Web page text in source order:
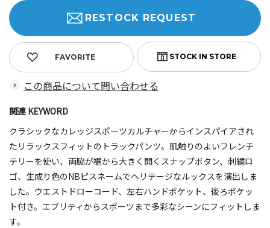
FAVORITE
RESTOCK REQUEST
この商品について問い合わせる
関連 KEYWORD
クラシックなカレッジスポーツカルチャーからインスパイアされ
たリラックスフィットのトラックパンツ。肌触りのよいフレンチ
テリーを使い、両脇が裾から大きく開くスナップボタン、刺繍ロ
ゴ、生成り色のNBピスネームでヘリテージなルックスを演出しま
した。ウエストドローコード、左右ハンドポケット、後ろポケッ
ト付き。エブリティからスポーツまで多彩なシーンにフィットしま
す。